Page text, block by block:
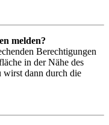
melden?
Berechtigungen
in der Nähe des
wirst dann durch die